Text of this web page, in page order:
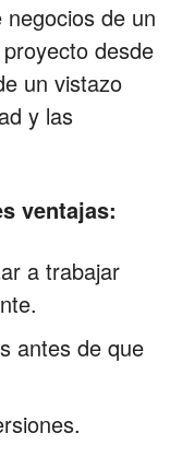
de un
desde
un vistazo
y las
ventajas:
a trabajar
antes de que